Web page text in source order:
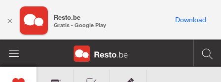
× Resto.be
Gratis - Google Play
Download